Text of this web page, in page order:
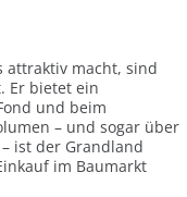
attraktiv macht, sind
Er bietet ein
und beim
– und sogar über
ist der Grandland
im Baumarkt